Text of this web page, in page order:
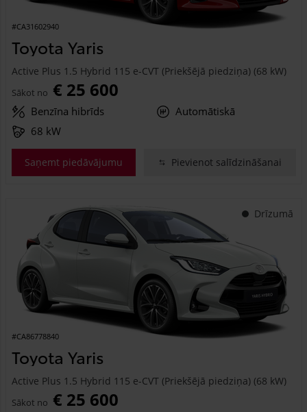
#CA31602940
Toyota Yaris
Active Plus 1.5 Hybrid 115 e-CVT (Priekšējā piedziņa) (68 kW)
Sākot no € 25 600
Benzīna hibrīds
Automātiskā
68 kW
Saņemt piedāvājumu Pievienot salīdzināšanai
Drīzumā
#CA86778840
Toyota Yaris
Active Plus 1.5 Hybrid 115 e-CVT (Priekšējā piedziņa) (68 kW)
Sākot no € 25 600